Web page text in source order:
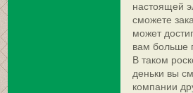
настоящей
сможете
может
вам больше
В таком
деньки вы
компании